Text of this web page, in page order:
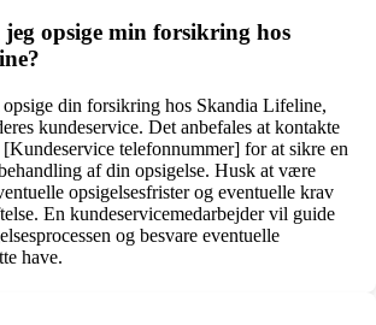
opsige min forsikring hos
din forsikring hos Skandia Lifeline,
kundeservice. Det anbefales at kontakte
telefonnummer] for at sikre en
af din opsigelse. Husk at være
opsigelsesfrister og eventuelle krav
En kundeservicemedarbejder vil guide
og besvare eventuelle
have.